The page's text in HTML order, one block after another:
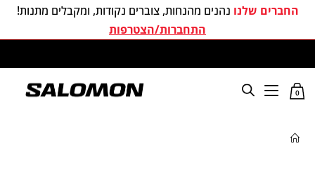
החברים שלנו נהנים מהנחות, צוברים נקודות, ומקבלים מתנות!
התחברות/הצטרפות
0